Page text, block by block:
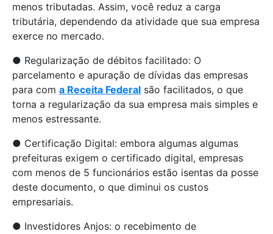
menos tributadas. Assim, você reduz a carga
tributária, dependendo da atividade que sua empresa
exerce no mercado.
● Regularização de débitos facilitado: O
parcelamento e apuração de dívidas das empresas
para com a Receita Federal são facilitados, o que
torna a regularização da sua empresa mais simples e
menos estressante.
● Certificação Digital: embora algumas algumas
prefeituras exigem o certificado digital, empresas
com menos de 5 funcionários estão isentas da posse
deste documento, o que diminui os custos
empresariais.
● Investidores Anjos: o recebimento de